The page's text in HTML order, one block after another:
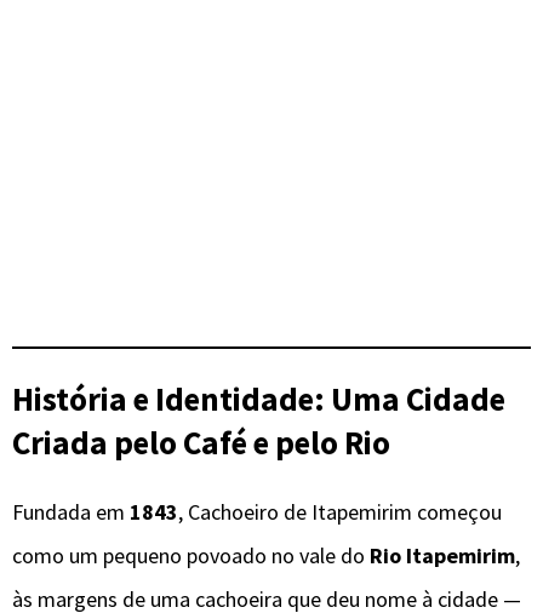
História e Identidade: Uma Cidade
Criada pelo Café e pelo Rio
Fundada em 1843, Cachoeiro de Itapemirim começou
como um pequeno povoado no vale do Rio Itapemirim,
às margens de uma cachoeira que deu nome à cidade —